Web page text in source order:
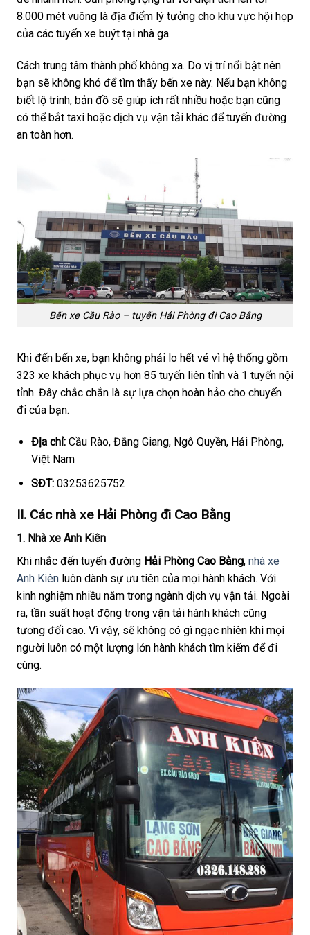
8.000 mét vuông là địa điểm lý tưởng cho khu vực hội họp
của các tuyến xe buýt tại nhà ga.
Cách trung tâm thành phố không xa. Do vị trí nổi bật nên
bạn sẽ không khó để tìm thấy bến xe này. Nếu bạn không
biết lộ trình, bản đồ sẽ giúp ích rất nhiều hoặc bạn cũng
có thể bắt taxi hoặc dịch vụ vận tải khác để tuyến đường
an toàn hơn.
Bến xe Cầu Rào – tuyến Hải Phòng đi Cao Bằng
Khi đến bến xe, bạn không phải lo hết vé vì hệ thống gồm
323 xe khách phục vụ hơn 85 tuyến liên tỉnh và 1 tuyến nội
tỉnh. Đây chắc chắn là sự lựa chọn hoàn hảo cho chuyến
đi của bạn.
Địa chỉ:Cầu Rào, Đằng Giang, Ngô Quyền, Hải Phòng,
Việt Nam
SĐT:03253625752
II. Các nhà xe Hải Phòng đi Cao Bằng
1. Nhà xe Anh Kiên
Khi nhắc đến tuyến đường Hải Phòng Cao Bằng, nhà xe
Anh Kiên luôn dành sự ưu tiên của mọi hành khách. Với
kinh nghiệm nhiều năm trong ngành dịch vụ vận tải. Ngoài
ra, tần suất hoạt động trong vận tải hành khách cũng
tương đối cao. Vì vậy, sẽ không có gì ngạc nhiên khi mọi
người luôn có một lượng lớn hành khách tìm kiếm để đi
cùng.